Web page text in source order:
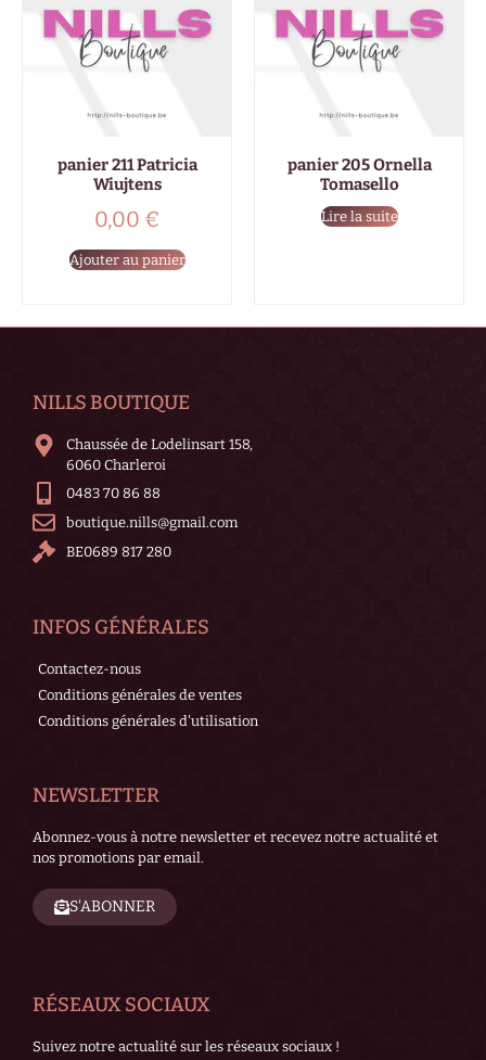
panier 211 Patricia
Wiujtens
0,00 €
Ajouter au panier
panier 205 Ornella
Tomasello
Lire la suite
NILLS BOUTIQUE
Chaussée de Lodelinsart 158,
6060 Charleroi
0483 70 86 88
boutique.nills@gmail.com
BE0689 817 280
INFOS GÉNÉRALES
Contactez-nous
Conditions générales de ventes
Conditions générales d'utilisation
NEWSLETTER
Abonnez-vous à notre newsletter et recevez notre actualité et
nos promotions par email.
S'ABONNER
RÉSEAUX SOCIAUX
Suivez notre actualité sur les réseaux sociaux !